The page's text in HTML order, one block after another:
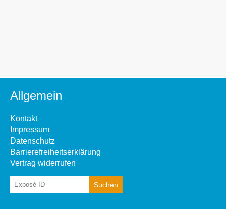
Allgemein
Kontakt
Impressum
Datenschutz
Barrierefreiheitserklärung
Vertrag widerrufen